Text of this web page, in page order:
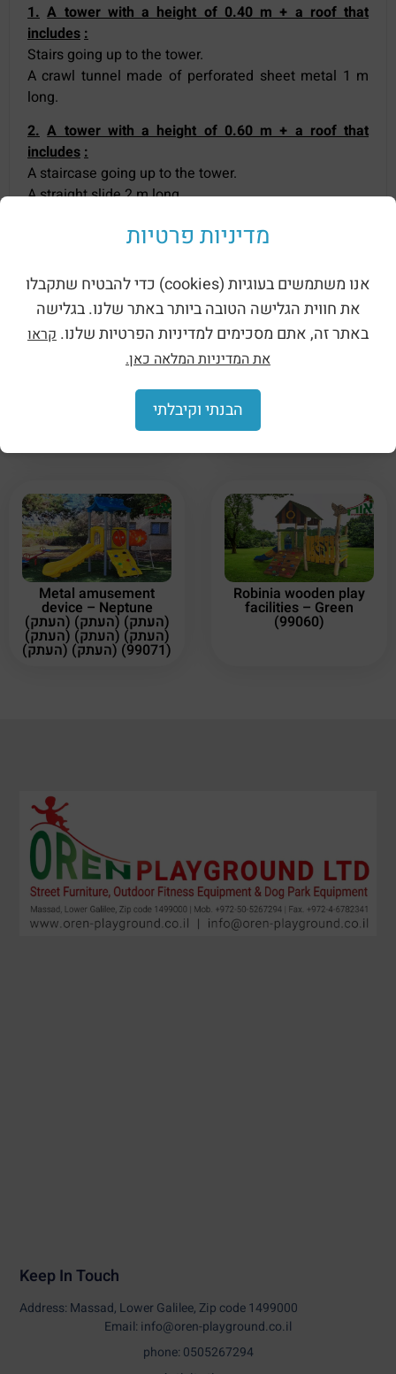
1. A tower with a height of 0.40 m + a roof that
includes :
Stairs going up to the tower.
A crawl tunnel made of perforated sheet metal 1 m
long.
2. A tower with a height of 0.60 m + a roof that
includes:
A staircase going up to the tower.
A straight slide 2 m long.
kindergartens – Jordan
Valley (W210309-5-4)
device – Neptune
(העתק) (העתק) (העתק)
Metal amusement
device – Neptune
(העתק) (העתק) (העתק)
(העתק) (העתק) (העתק)
(העתק) (העתק) (99071)
Robinia wooden play
facilities – Green
(99060)
Keep In Touch
Address: Massad, Lower Galilee, Zip code 1499000
Email: info@oren-playground.co.il
phone: 0505267294
מדיניות פרטיות
אנו משתמשים בעוגיות (cookies) כדי להבטיח שתקבלו
את חווית הגלישה הטובה ביותר באתר שלנו. בגלישה
באתר זה, אתם מסכימים למדיניות הפרטיות שלנו. קראו
את המדיניות המלאה כאן.
הבנתי וקיבלתי